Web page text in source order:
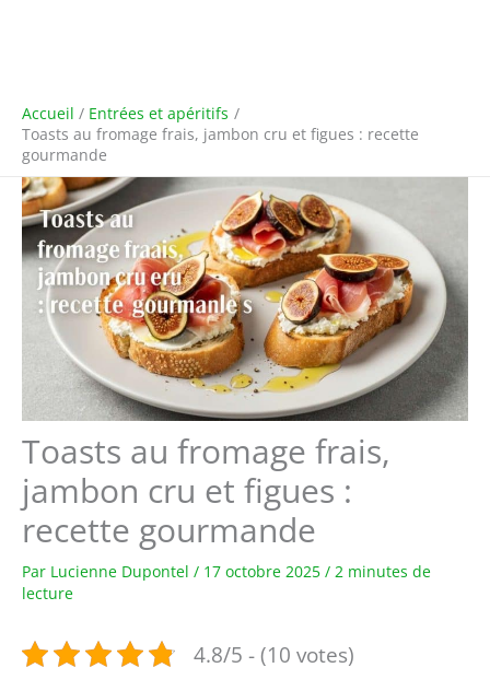
Accueil
Entrées et apéritifs
Toasts au fromage frais, jambon cru et figues : recette
gourmande
Toasts au fromage frais,
jambon cru et figues :
recette gourmande
Par Lucienne Dupontel / 17 octobre 2025 / 2 minutes de
lecture
4.8/5 - (10 votes)